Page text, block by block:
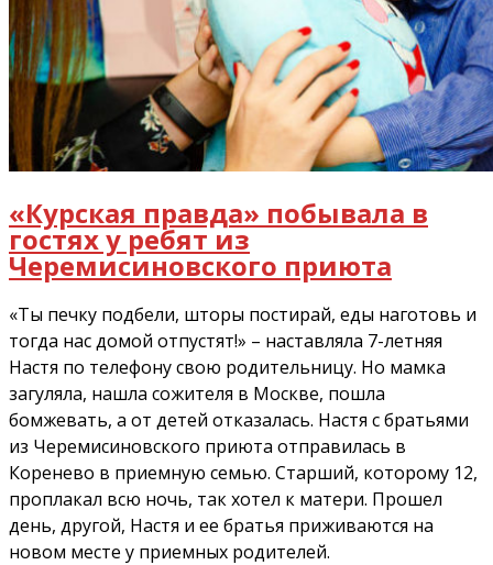
«Курская правда» побывала в
гостях у ребят из
Черемисиновского приюта
«Ты печку подбели, шторы постирай, еды наготовь и
тогда нас домой отпустят!» – наставляла 7-летняя
Настя по телефону свою родительницу. Но мамка
загуляла, нашла сожителя в Москве, пошла
бомжевать, а от детей отказалась. Настя с братьями
из Черемисиновского приюта отправилась в
Коренево в приемную семью. Старший, которому 12,
проплакал всю ночь, так хотел к матери. Прошел
день, другой, Настя и ее братья приживаются на
новом месте у приемных родителей.